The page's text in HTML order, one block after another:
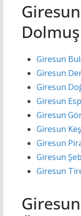
Giresun
Giresun
Giresun
Giresun
Giresun
Giresun
Giresun
Giresun
Giresun